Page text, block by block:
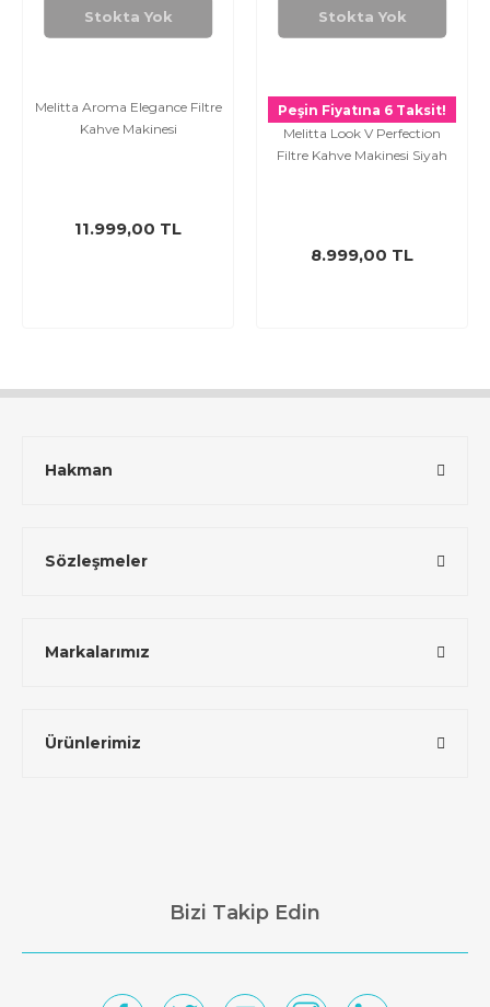
Stokta Yok
Melitta Aroma Elegance Filtre
Kahve Makinesi
11.999,00 TL
Stokta Yok
Peşin Fiyatına 6 Taksit!
Melitta Look V Perfection
Filtre Kahve Makinesi Siyah
8.999,00 TL
Hakman
Sözleşmeler
Markalarımız
Ürünlerimiz
Bizi Takip Edin